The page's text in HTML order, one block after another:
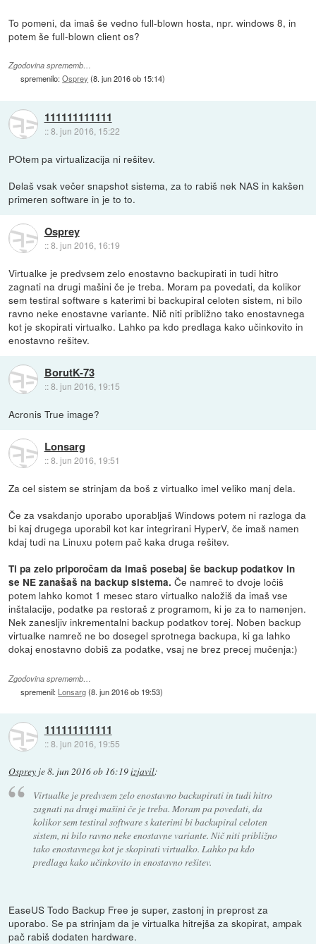
To pomeni, da imaš še vedno full-blown hosta, npr. windows 8, in
potem še full-blown client os?
Zgodovina sprememb…
spremenilo:Osprey (8. jun 2016 ob 15:14)
111111111111
::8. jun 2016, 15:22
POtem pa virtualizacija ni rešitev.
Delaš vsak večer snapshot sistema, za to rabiš nek NAS in kakšen
primeren software in je to to.
Osprey
::8. jun 2016, 16:19
Virtualke je predvsem zelo enostavno backupirati in tudi hitro
zagnati na drugi mašini če je treba. Moram pa povedati, da kolikor
sem testiral software s katerimi bi backupiral celoten sistem, ni bilo
ravno neke enostavne variante. Nič niti približno tako enostavnega
kot je skopirati virtualko. Lahko pa kdo predlaga kako učinkovito in
enostavno rešitev.
BorutK-73
::8. jun 2016, 19:15
Acronis True image?
Lonsarg
::8. jun 2016, 19:51
Za cel sistem se strinjam da boš z virtualko imel veliko manj dela.
Če za vsakdanjo uporabo uporabljaš Windows potem ni razloga da
bi kaj drugega uporabil kot kar integrirani HyperV, če imaš namen
kdaj tudi na Linuxu potem pač kaka druga rešitev.
Ti pa zelo priporočam da imaš posebaj še backup podatkov in
se NE zanašaš na backup sistema. Če namreč to dvoje ločiš
potem lahko komot 1 mesec staro virtualko naložiš da imaš vse
inštalacije, podatke pa restoraš z programom, ki je za to namenjen.
Nek zanesljiv inkrementalni backup podatkov torej. Noben backup
virtualke namreč ne bo dosegel sprotnega backupa, ki ga lahko
dokaj enostavno dobiš za podatke, vsaj ne brez precej mučenja:)
Zgodovina sprememb…
spremenil: Lonsarg(8. jun 2016 ob 19:53)
111111111111
::8. jun 2016, 19:55
Osprey je8. jun 2016 ob 16:19izjavil:
Virtualke je predvsem zelo enostavno backupirati in tudi hitro
zagnati na drugi mašini če je treba. Moram pa povedati, da
kolikor sem testiral software s katerimi bi backupiral celoten
sistem, ni bilo ravno neke enostavne variante. Nič niti približno
tako enostavnega kot je skopirati virtualko. Lahko pa kdo
predlaga kako učinkovito in enostavno rešitev.
EaseUS Todo Backup Free je super, zastonj in preprost za
uporabo. Se pa strinjam da je virtualka hitrejša za skopirat, ampak
pač rabiš dodaten hardware.